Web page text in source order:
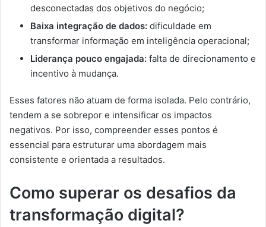
desconectadas dos objetivos do negócio;
Baixa integração de dados: dificuldade em
transformar informação em inteligência operacional;
Liderança pouco engajada: falta de direcionamento e
incentivo à mudança.
Esses fatores não atuam de forma isolada. Pelo contrário,
tendem a se sobrepor e intensificar os impactos
negativos. Por isso, compreender esses pontos é
essencial para estruturar uma abordagem mais
consistente e orientada a resultados.
Como superar os desafios da
transformação digital?